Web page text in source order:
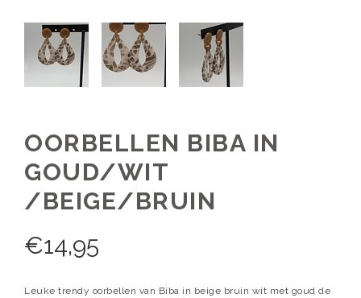
OORBELLEN BIBA IN
GOUD/WIT
/BEIGE/BRUIN
€14,95
Leuke trendy oorbellen van Biba in beige bruin wit met goud de